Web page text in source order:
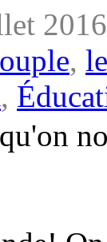
,
,